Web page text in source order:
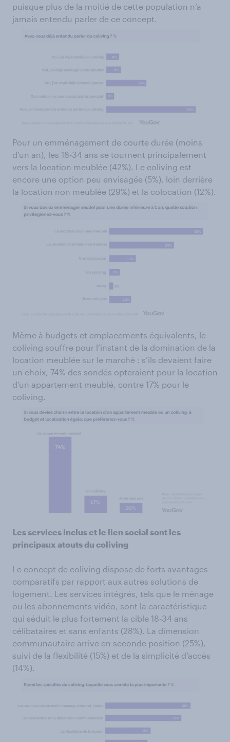
puisque plus de la moitié de cette population n’a
jamais entendu parler de ce concept.
Pour un emménagement de courte durée (moins
d’un an), les 18-34 ans se tournent principalement
vers la location meublée (42%). Le coliving est
encore une option peu envisagée (5%), loin derrière
la location non meublée (29%) et la colocation (12%).
Même à budgets et emplacements équivalents, le
coliving souffre pour l’instant de la domination de la
location meublée sur le marché : s’ils devaient faire
un choix, 74% des sondés opteraient pour la location
d’un appartement meublé, contre 17% pour le
coliving.
Les services inclus et le lien social sont les
principaux atouts du coliving
Le concept de coliving dispose de forts avantages
comparatifs par rapport aux autres solutions de
logement. Les services intégrés, tels que le ménage
ou les abonnements vidéo, sont la caractéristique
qui séduit le plus fortement la cible 18-34 ans
célibataires et sans enfants (28%). La dimension
communautaire arrive en seconde position (25%),
suivi de la flexibilité (15%) et de la simplicité d’accès
(14%).